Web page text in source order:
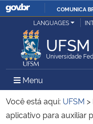
COMUNICA
Ministério da Justiça e
Ministério da Defesa
Ministério das Relações
LANGUAGES
UFSM
Universidade
Menu Menu
Você está aqui: UFSM >
aplicativo para auxiliar